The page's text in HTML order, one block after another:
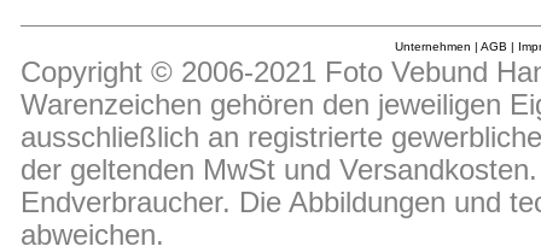
Unternehmen | AGB |
Copyright © 2006-2021 Foto Vebund
Warenzeichen gehören den jeweiligen
ausschließlich an registrierte
der geltenden MwSt und
Endverbraucher. Die Abbildungen und
abweichen.